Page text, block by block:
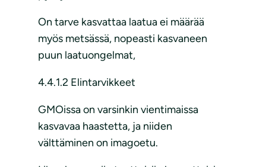
On tarve kasvattaa laatua ei määrää
myös metsässä, nopeasti kasvaneen
puun laatuongelmat,
4.4.1.2 Elintarvikkeet
GMOissa on varsinkin vientimaissa
kasvavaa haastetta, ja niiden
välttäminen on imagoetu.